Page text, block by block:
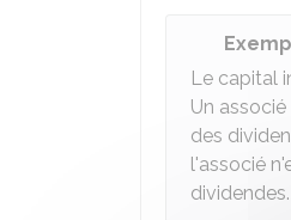
Le capital
Un
des
l'associé